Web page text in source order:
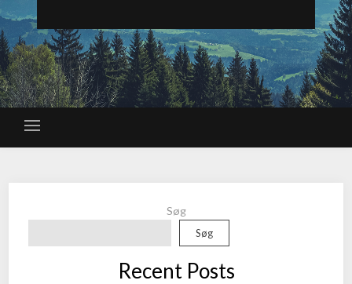
Søg
Søg
Recent Posts